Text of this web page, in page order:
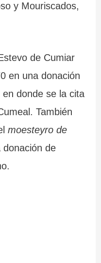
y Mouriscados,
de Cumiar
en una donación
donde se la cita
También
moesteyro de
donación de